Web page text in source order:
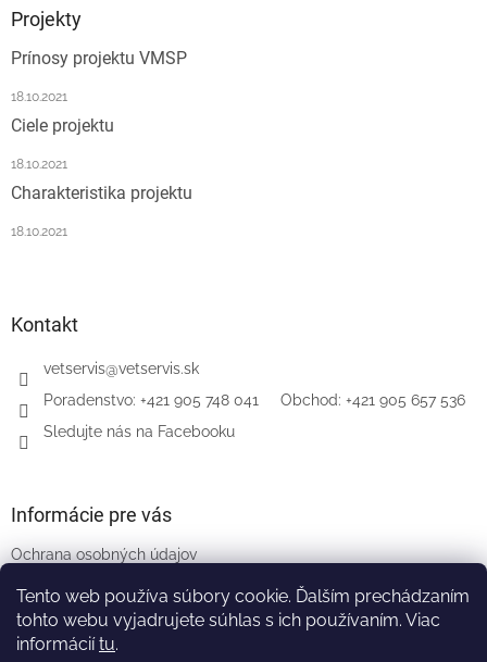
Tento web používa súbory cookie. Ďalším prechádzaním
tohto webu vyjadrujete súhlas s ich používaním. Viac
informáciítu.
Projekty
Prínosy projektu VMSP
18.10.2021
Ciele projektu
18.10.2021
Charakteristika projektu
18.10.2021
Kontakt
vetservis@vetservis.sk
‎Poradenstvo: +421 905 748 041‏‏‎ ‎‏‏‎ ‎‏‏‎ ‎‏‏‎ ‎ Obchod: +421 905 657 536
Sledujte nás na Facebooku
Informácie pre vás
Ochrana osobných údajov